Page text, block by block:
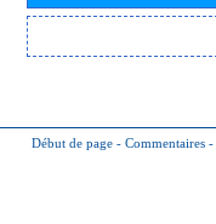
Début de page - Commentaires -